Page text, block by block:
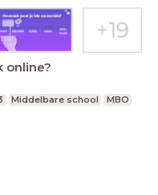
online?
Middelbare school
MBO